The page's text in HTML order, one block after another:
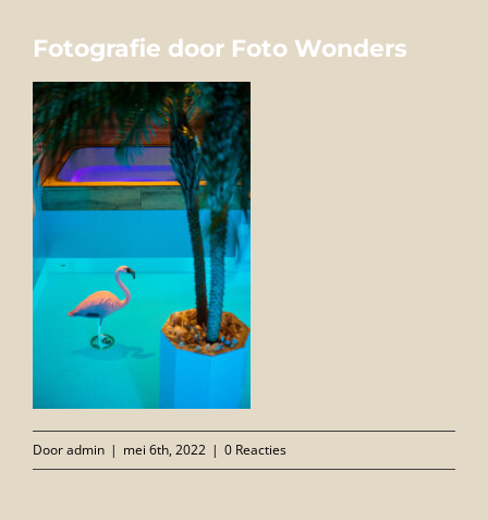
FOTO’S
INFO
OPENINGSTIJDEN
GIFTCARD
CONTACT
Fotografie door Foto Wonders
Dooradmin | mei 6th, 2022 | 0 Reacties